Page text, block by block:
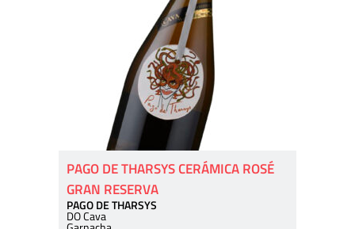
PAGO DE THARSYS CERÁMICA ROSÉ
GRAN RESERVA
PAGO DE THARSYS
DO Cava